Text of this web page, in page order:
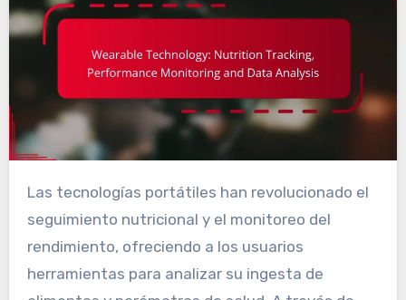
Las tecnologías portátiles han revolucionado el
seguimiento nutricional y el monitoreo del
rendimiento, ofreciendo a los usuarios
herramientas para analizar su ingesta de